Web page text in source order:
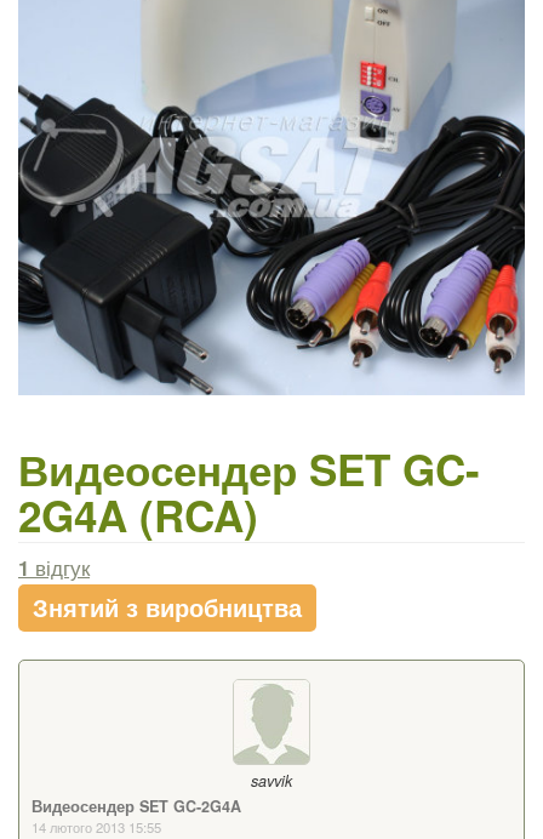
Видеосендер SET GC-
2G4A (RCA)
1 відгук
Знятий з виробництва
savvik
Видеосендер SET GC-2G4A
14 лютого 2013 15:55